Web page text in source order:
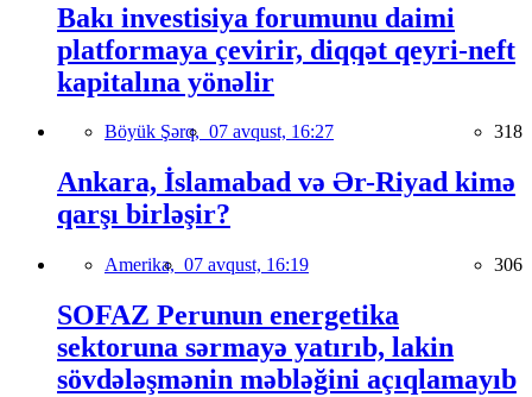
Bakı investisiya forumunu daimi
platformaya çevirir, diqqət qeyri-neft
kapitalına yönəlir
Böyük Şərq, 07 avqust, 16:27 318
Ankara, İslamabad və Ər-Riyad kimə
qarşı birləşir?
Amerika, 07 avqust, 16:19 306
SOFAZ Perunun energetika
sektoruna sərmayə yatırıb, lakin
sövdələşmənin məbləğini açıqlamayıb